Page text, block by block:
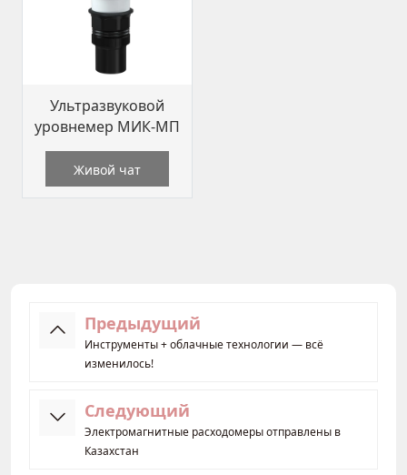
Ультразвуковой
уровнемер МИК-МП
Живой чат
Предыдущий
Инструменты + облачные технологии — всё
изменилось!
Следующий
Электромагнитные расходомеры отправлены в
Казахстан